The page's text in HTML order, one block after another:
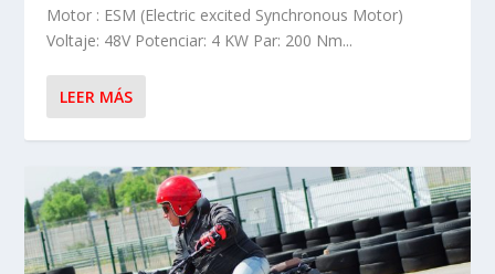
Motor : ESM (Electric excited Synchronous Motor)
Voltaje: 48V Potenciar: 4 KW Par: 200 Nm...
LEER MÁS